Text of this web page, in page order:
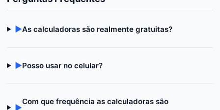
▶As calculadoras são realmente gratuitas?
▶Posso usar no celular?
▶
Com que frequência as calculadoras são